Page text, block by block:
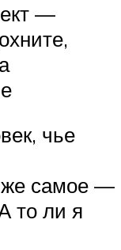
—
чье
же самое —
то ли я